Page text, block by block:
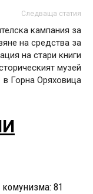
Следваща статия
кампания за
на средства за
на стари книги
музей
в Горна Оряховица
81